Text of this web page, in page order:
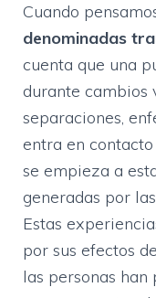
Cuando
denominadas
cuenta que una
durante cambios
separaciones,
entra en
se empieza a
generadas por
Estas
por sus efectos
las personas